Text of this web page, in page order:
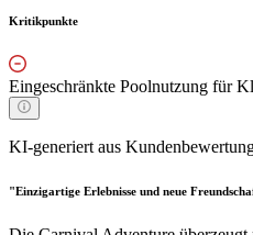
Kritikpunkte
Eingeschränkte Poolnutzung für
KI-generiert aus
"Einzigartige Erlebnisse und neue